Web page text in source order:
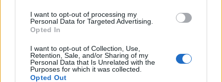
I want to opt-out of processing my
Personal Data for Targeted Advertising.
Opted In
I want to opt-out of Collection, Use,
Retention, Sale, and/or Sharing of my
Personal Data that Is Unrelated with the
Purposes for which it was collected.
Opted Out